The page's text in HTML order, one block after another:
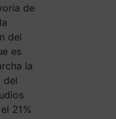
de
del
es
la
del
21%